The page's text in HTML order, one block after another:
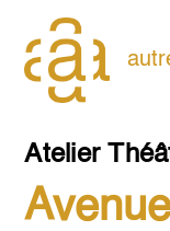
content
Atelier